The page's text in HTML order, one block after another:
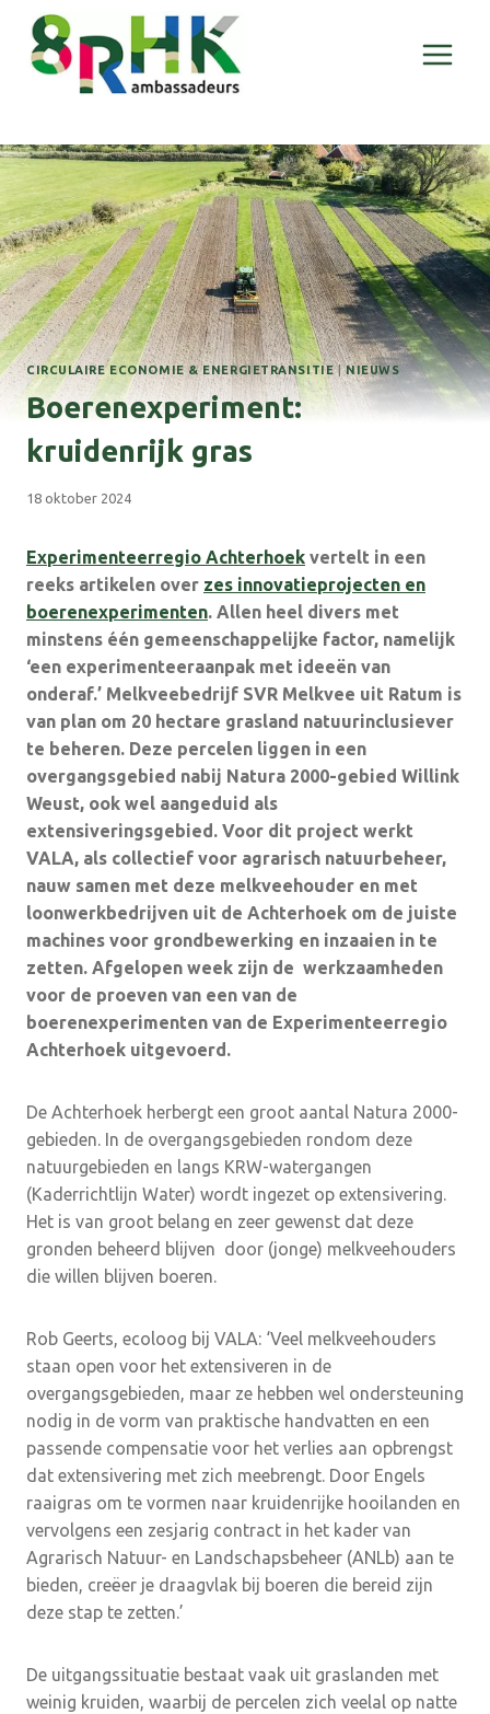
Doorgaan
naar
inhoud
CIRCULAIRE ECONOMIE & ENERGIETRANSITIE|NIEUWS
Boerenexperiment:
kruidenrijk gras
18 oktober 2024
Experimenteerregio Achterhoek vertelt in een
reeks artikelen over zes innovatieprojecten en
boerenexperimenten. Allen heel divers met
minstens één gemeenschappelijke factor, namelijk
‘een experimenteeraanpak met ideeën van
onderaf.’ Melkveebedrijf SVR Melkvee uit Ratum is
van plan om 20 hectare grasland natuurinclusiever
te beheren. Deze percelen liggen in een
overgangsgebied nabij Natura 2000-gebied Willink
Weust, ook wel aangeduid als
extensiveringsgebied. Voor dit project werkt
VALA, als collectief voor agrarisch natuurbeheer,
nauw samen met deze melkveehouder en met
loonwerkbedrijven uit de Achterhoek om de juiste
machines voor grondbewerking en inzaaien in te
zetten. Afgelopen week zijn de werkzaamheden
voor de proeven van een van de
boerenexperimenten van de Experimenteerregio
Achterhoek uitgevoerd.
De Achterhoek herbergt een groot aantal Natura 2000-
gebieden. In de overgangsgebieden rondom deze
natuurgebieden en langs KRW-watergangen
(Kaderrichtlijn Water) wordt ingezet op extensivering.
Het is van groot belang en zeer gewenst dat deze
gronden beheerd blijven door (jonge) melkveehouders
die willen blijven boeren.
Rob Geerts, ecoloog bij VALA: ‘Veel melkveehouders
staan open voor het extensiveren in de
overgangsgebieden, maar ze hebben wel ondersteuning
nodig in de vorm van praktische handvatten en een
passende compensatie voor het verlies aan opbrengst
dat extensivering met zich meebrengt. Door Engels
raaigras om te vormen naar kruidenrijke hooilanden en
vervolgens een zesjarig contract in het kader van
Agrarisch Natuur- en Landschapsbeheer (ANLb) aan te
bieden, creëer je draagvlak bij boeren die bereid zijn
deze stap te zetten.’
De uitgangssituatie bestaat vaak uit graslanden met
weinig kruiden, waarbij de percelen zich veelal op natte